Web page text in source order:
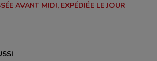
AVANT MIDI, EXPÉDIÉE LE JOUR